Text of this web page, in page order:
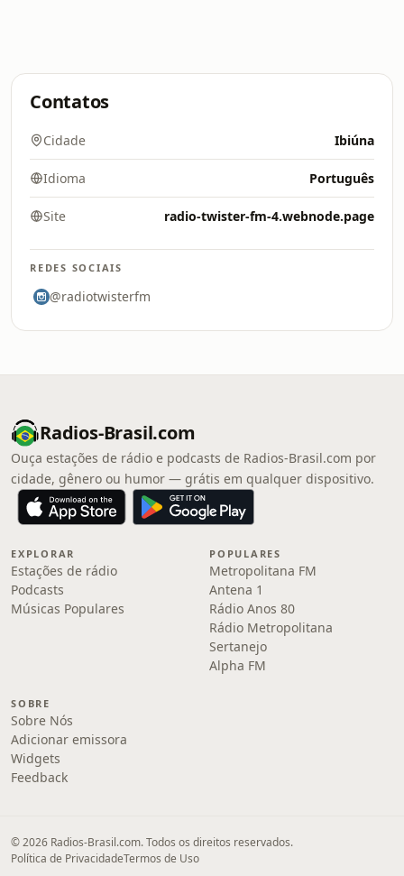
Contatos
Cidade Ibiúna
Idioma Português
Site radio-twister-fm-4.webnode.page
REDES SOCIAIS
@radiotwisterfm
Radios-Brasil.com
Ouça estações de rádio e podcasts de Radios-Brasil.com por
cidade, gênero ou humor — grátis em qualquer dispositivo.
EXPLORAR
Estações de rádio
Podcasts
Músicas Populares
POPULARES
Metropolitana FM
Antena 1
Rádio Anos 80
Rádio Metropolitana
Sertanejo
Alpha FM
SOBRE
Sobre Nós
Adicionar emissora
Widgets
Feedback
© 2026 Radios-Brasil.com. Todos os direitos reservados.
Política de PrivacidadeTermos de Uso